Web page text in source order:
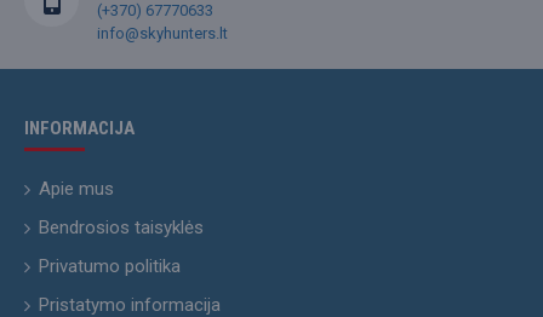
(+370) 67770633
info@skyhunters.lt
INFORMACIJA
Apie mus
Bendrosios taisyklės
Privatumo politika
Pristatymo informacija